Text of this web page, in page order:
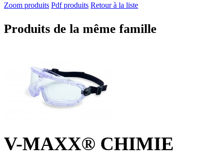
Zoom produits Pdf produits Retour à la liste
Produits de la même famille
V-MAXX® CHIMIE